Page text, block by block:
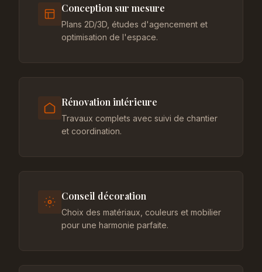
Conception sur mesure
Plans 2D/3D, études d'agencement et
optimisation de l'espace.
Rénovation intérieure
Travaux complets avec suivi de chantier
et coordination.
Conseil décoration
Choix des matériaux, couleurs et mobilier
pour une harmonie parfaite.